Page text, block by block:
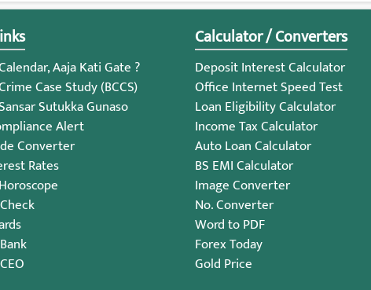
Aaja Kati Gate ?
Case Study (BCCS)
Sutukka Gunaso
Alert
Converter
Rates
Calculator / Converters
Deposit Interest Calculator
Office Internet Speed Test
Loan Eligibility Calculator
Income Tax Calculator
Auto Loan Calculator
BS EMI Calculator
Image Converter
No. Converter
Word to PDF
Forex Today
Gold Price